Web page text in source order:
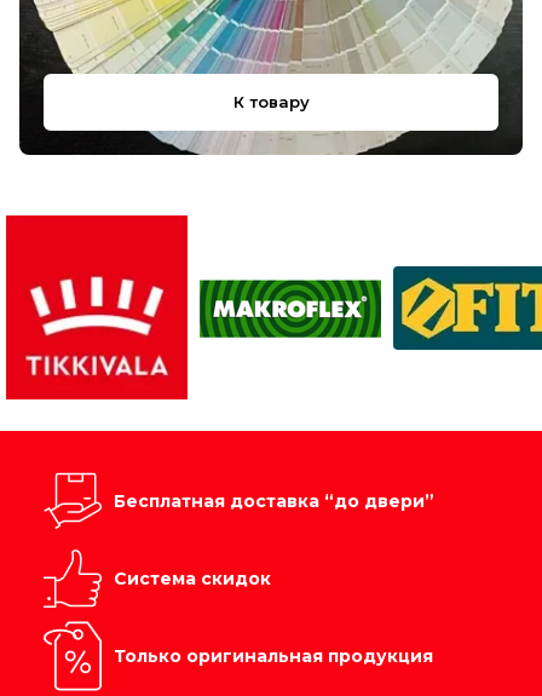
К товару
Бесплатная доставка “до двери”
Система скидок
Только оригинальная продукция